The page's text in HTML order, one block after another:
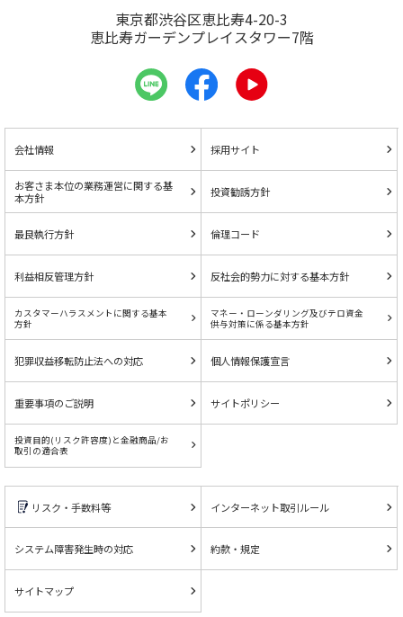
東京都渋谷区恵比寿4-20-3
恵比寿ガーデンプレイスタワー7階
会社情報 採用サイト
お客さま本位の業務運営に関する基
本方針
投資勧誘方針
最良執行方針 倫理コード
利益相反管理方針 反社会的勢力に対する基本方針
カスタマーハラスメントに関する基本
方針
マネー・ローンダリング及びテロ資金
供与対策に係る基本方針
犯罪収益移転防止法への対応 個人情報保護宣言
重要事項のご説明 サイトポリシー
投資目的(リスク許容度)と金融商品/お
取引の適合表
リスク・手数料等 インターネット取引ルール
システム障害発生時の対応 約款・規定
サイトマップ